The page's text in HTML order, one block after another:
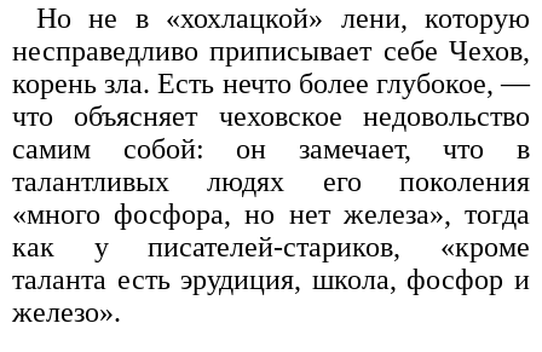
Но не в «хохлацкой» лени, которую
несправедливо приписывает себе Чехов,
корень зла. Есть нечто более глубокое, —
что объясняет чеховское недовольство
самим собой: он замечает, что в
талантливых людях его поколения
«много фосфора, но нет железа», тогда
как у писателей-стариков, «кроме
таланта есть эрудиция, школа, фосфор и
железо».